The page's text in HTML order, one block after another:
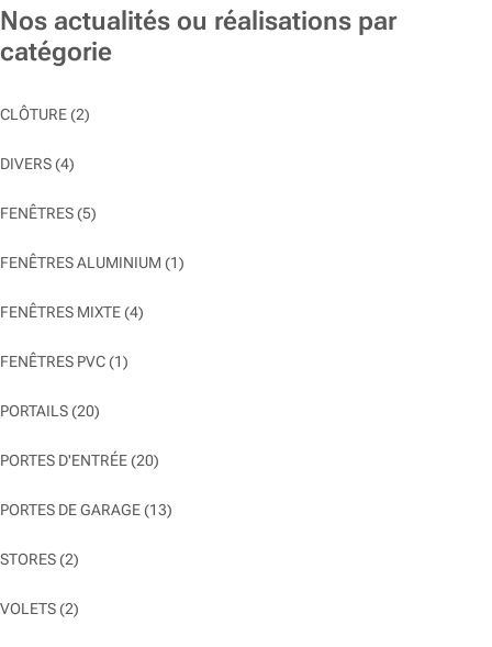
Nos actualités ou réalisations par
catégorie
CLÔTURE(2)
DIVERS(4)
FENÊTRES(5)
FENÊTRES ALUMINIUM (1)
FENÊTRES MIXTE(4)
FENÊTRES PVC(1)
PORTAILS(20)
PORTES D'ENTRÉE(20)
PORTES DE GARAGE(13)
STORES(2)
VOLETS(2)